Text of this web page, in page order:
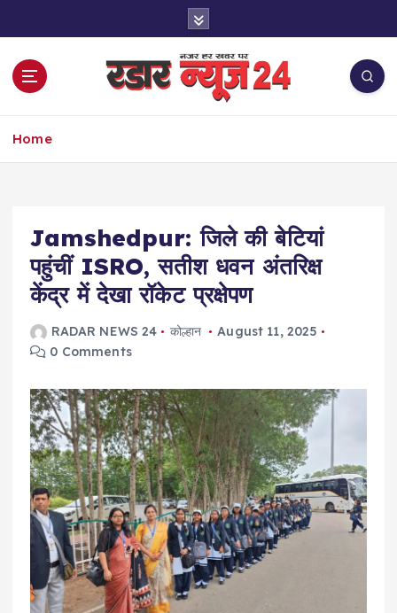
Home
Jamshedpur: जिले की बेटियां
पहुंचीं ISRO, सतीश धवन अंतरिक्ष
केंद्र में देखा रॉकेट प्रक्षेपण
RADAR NEWS 24 कोल्हान
August 11, 2025
0 Comments